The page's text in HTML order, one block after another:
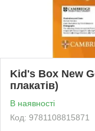
Kid's Box New
плакатів)
В наявності
Код: 9781108815871